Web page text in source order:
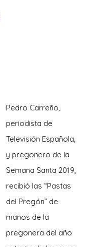
Pedro Carreño,
periodista de
Televisión Española,
y pregonero de la
Semana Santa 2019,
recibió las “Pastas
del Pregón” de
manos de la
pregonera del año